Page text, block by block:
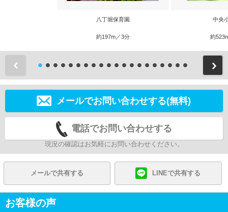
八丁堀保育園
約197m／3分
中央
約
メールでお問い合わせする(無料)
電話でお問い合わせする
現況の確認はお気軽にお問い合わせください。
メールで共有する LINEで共有する
お客様の声